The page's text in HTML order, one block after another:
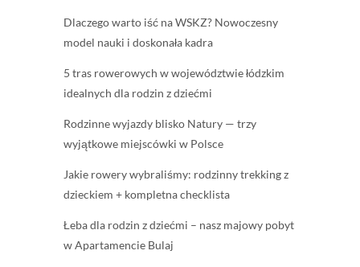
Dlaczego warto iść na WSKZ? Nowoczesny
model nauki i doskonała kadra
5 tras rowerowych w województwie łódzkim
idealnych dla rodzin z dziećmi
Rodzinne wyjazdy blisko Natury — trzy
wyjątkowe miejscówki w Polsce
Jakie rowery wybraliśmy: rodzinny trekking z
dzieckiem + kompletna checklista
Łeba dla rodzin z dziećmi – nasz majowy pobyt
w Apartamencie Bulaj